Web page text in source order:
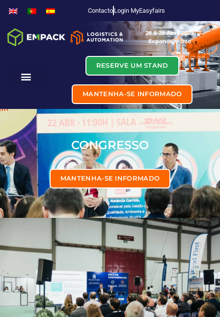
Contacto Login MyEasyfairs
28 & 29 Abril 2027
Exponor, Porto
RESERVE UM STAND
MANTENHA-SE INFORMADO
CONGRESSO
MANTENHA-SE INFORMADO